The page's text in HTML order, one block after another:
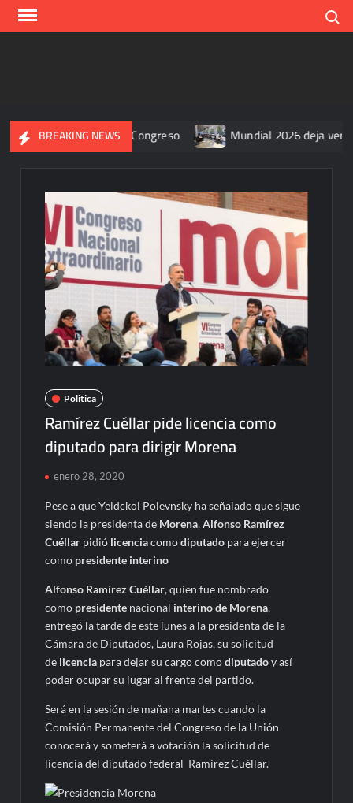
Skip
BREAKING NEWS
en la agenda del Congreso Mundial 2026 deja ventas
Politica
Ramírez Cuéllar pide licencia como
diputado para dirigir Morena
enero 28, 2020
Pese a que Yeidckol Polevnsky ha señalado que sigue
siendo la presidenta de Morena,Alfonso Ramírez
Cuéllar pidió licenciacomodiputado para ejercer
como presidente interino
Alfonso Ramírez Cuéllar, quien fue nombrado
como presidente nacional interino de Morena,
entregó la tarde de este lunes a la presidenta de la
Cámara de Diputados, Laura Rojas, su solicitud
de licencia para dejar su cargo comodiputadoy así
poder ocupar su lugar al frente del partido.
Será en la sesión de mañana martes cuando la
Comisión Permanente del Congreso de la Unión
conocerá y someterá a votación la solicitud de
licencia del diputado federal Ramírez Cuéllar.